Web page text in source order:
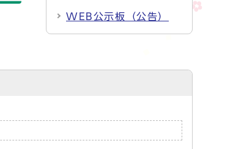
WEB公示板（公告）